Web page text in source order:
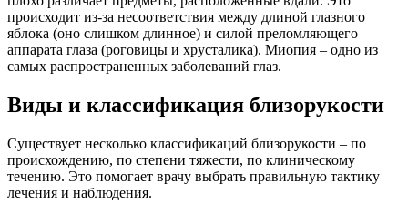
происходит из-за несоответствия между длиной глазного
яблока (оно слишком длинное) и силой преломляющего
аппарата глаза (роговицы и хрусталика). Миопия – одно из
самых распространенных заболеваний глаз.
Виды и классификация близорукости
Существует несколько классификаций близорукости – по
происхождению, по степени тяжести, по клиническому
течению. Это помогает врачу выбрать правильную тактику
лечения и наблюдения.